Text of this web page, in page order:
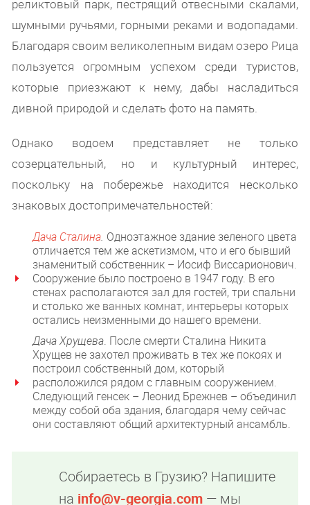
реликтовый парк, пестрящий отвесными скалами,
шумными ручьями, горными реками и водопадами.
Благодаря своим великолепным видам озеро Рица
пользуется огромным успехом среди туристов,
которые приезжают к нему, дабы насладиться
дивной природой и сделать фото на память.
Однако водоем представляет не только
созерцательный, но и культурный интерес,
поскольку на побережье находится несколько
знаковых достопримечательностей:
Дача Сталина. Одноэтажное здание зеленого цвета
отличается тем же аскетизмом, что и его бывший
знаменитый собственник – Иосиф Виссарионович.
Сооружение было построено в 1947 году. В его
стенах располагаются зал для гостей, три спальни
и столько же ванных комнат, интерьеры которых
остались неизменными до нашего времени.
Дача Хрущева. После смерти Сталина Никита
Хрущев не захотел проживать в тех же покоях и
построил собственный дом, который
расположился рядом с главным сооружением.
Следующий генсек – Леонид Брежнев – объединил
между собой оба здания, благодаря чему сейчас
они составляют общий архитектурный ансамбль.
Собираетесь в Грузию? Напишите
на info@v-georgia.com — мы